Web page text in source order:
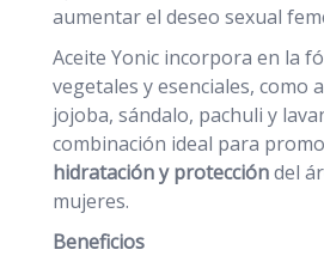
aumentar el deseo sexual
Aceite Yonic incorpora en la
vegetales y esenciales, como
jojoba, sándalo, pachuli y
combinación ideal para
hidratación y proteccióndel
mujeres.
Beneficios